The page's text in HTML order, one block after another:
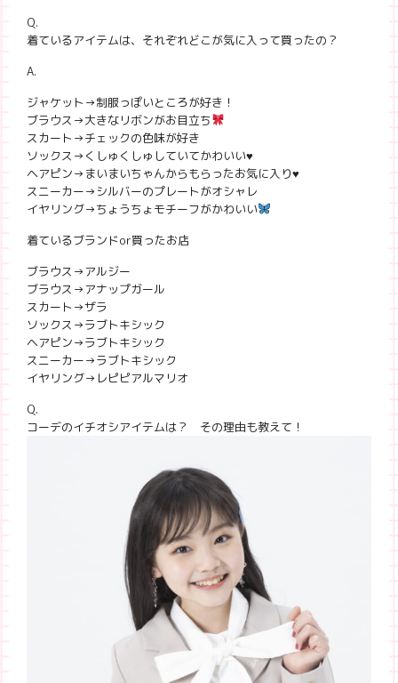
Q.
着ているアイテムは、それぞれどこが気に入って買ったの？
A.
ジャケット→制服っぽいところが好き！
ブラウス→大きなリボンがお目立ち
スカート→チェックの色味が好き
ソックス→くしゅくしゅしていてかわいい♥
ヘアピン→まいまいちゃんからもらったお気に入り♥
スニーカー→シルバーのプレートがオシャレ
イヤリング→ちょうちょモチーフがかわいい
着ているブランドor買ったお店
ブラウス→アルジー
ブラウス→アナップガール
スカート→ザラ
ソックス→ラブトキシック
ヘアピン→ラブトキシック
スニーカー→ラブトキシック
イヤリング→レピピアルマリオ
Q.
コーデのイチオシアイテムは？ その理由も教えて！